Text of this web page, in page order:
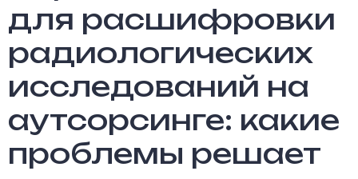
для расшифровки
радиологических
исследований на
аутсорсинге: какие
проблемы решает